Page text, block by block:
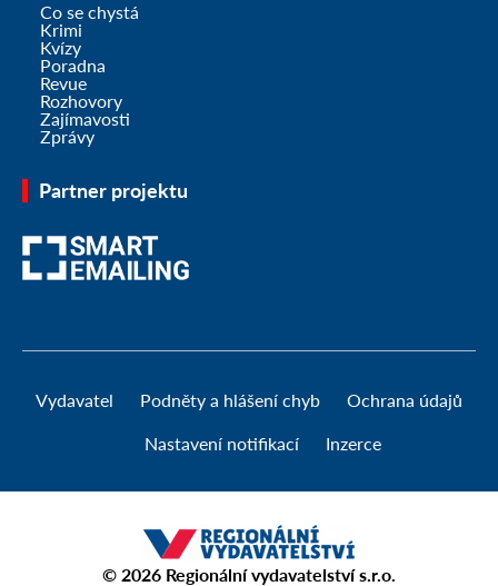
Co se chystá
Krimi
Kvízy
Poradna
Revue
Rozhovory
Zajímavosti
Zprávy
Partner projektu
Vydavatel Podněty a hlášení chyb Ochrana údajů
Nastavení notifikací Inzerce
© 2026 Regionální vydavatelství s.r.o.